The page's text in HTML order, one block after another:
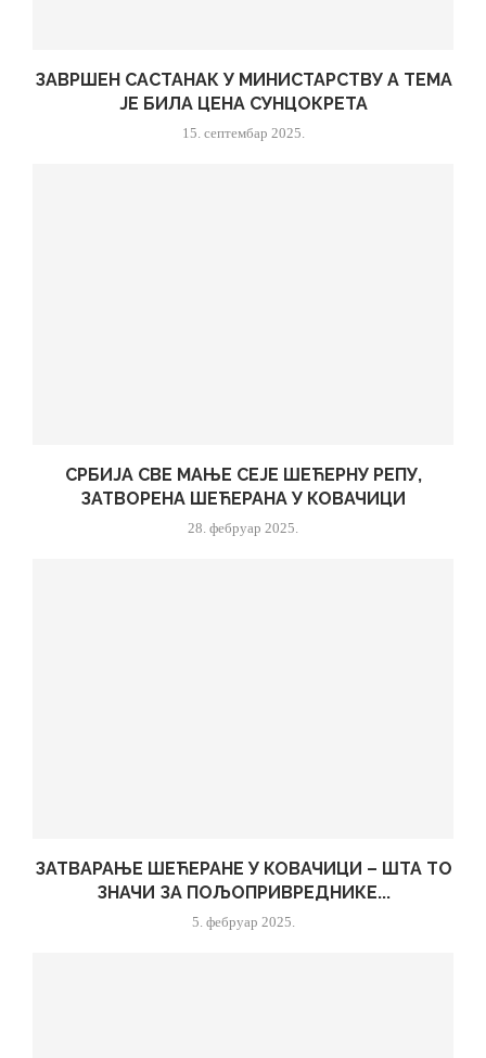
ЗАВРШЕН САСТАНАК У МИНИСТАРСТВУ А ТЕМА
ЈЕ БИЛА ЦЕНА СУНЦОКРЕТА
15. септембар 2025.
СРБИЈА СВЕ МАЊЕ СЕЈЕ ШЕЋЕРНУ РЕПУ,
ЗАТВОРЕНА ШЕЋЕРАНА У КОВАЧИЦИ
28. фебруар 2025.
ЗАТВАРАЊЕ ШЕЋЕРАНЕ У КОВАЧИЦИ – ШТА ТО
ЗНАЧИ ЗА ПОЉОПРИВРЕДНИКЕ...
5. фебруар 2025.